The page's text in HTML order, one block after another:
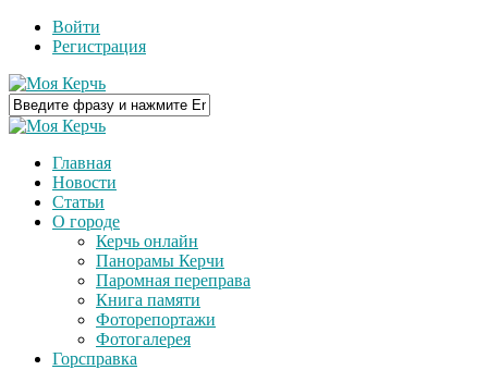
Войти
Регистрация
Главная
Новости
Статьи
О городе
Керчь онлайн
Панорамы Керчи
Паромная переправа
Книга памяти
Фоторепортажи
Фотогалерея
Горсправка